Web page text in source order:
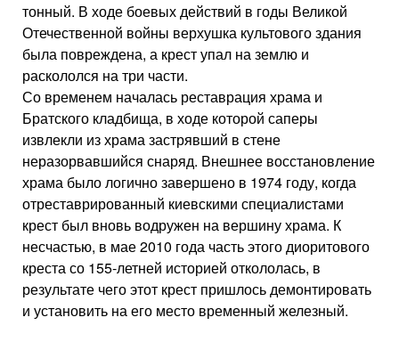
тонный. В ходе боевых действий в годы Великой
Отечественной войны верхушка культового здания
была повреждена, а крест упал на землю и
раскололся на три части.
Со временем началась реставрация храма и
Братского кладбища, в ходе которой саперы
извлекли из храма застрявший в стене
неразорвавшийся снаряд. Внешнее восстановление
храма было логично завершено в 1974 году, когда
отреставрированный киевскими специалистами
крест был вновь водружен на вершину храма. К
несчастью, в мае 2010 года часть этого диоритового
креста со 155-летней историей откололась, в
результате чего этот крест пришлось демонтировать
и установить на его место временный железный.